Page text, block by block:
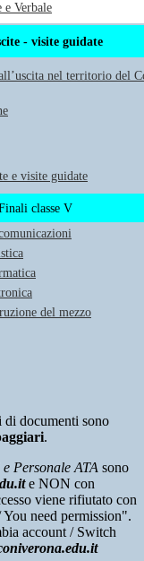
e Verbale
- visite guidate
nel territorio del
e visite guidate
classe V
del mezzo
di documenti sono
.
Personale ATA sono
e NON con
viene rifiutato con
need permission".
account / Switch